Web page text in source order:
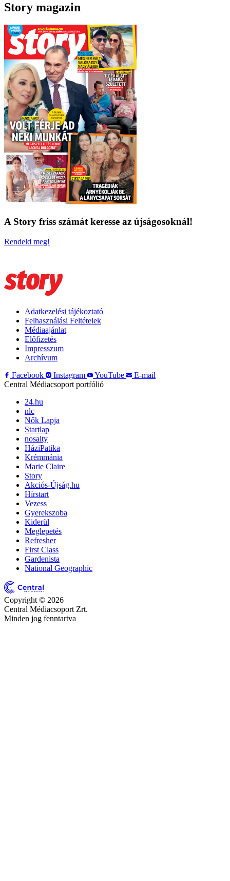
Story magazin
A Story friss számát keresse az újságosoknál!
Rendeld meg!
Adatkezelési tájékoztató
Felhasználási Feltételek
Médiaajánlat
Előfizetés
Impresszum
Archívum
Facebook
Instagram YouTube
E-mail
Central Médiacsoport portfólió
24.hu
nlc
Nők Lapja
Startlap
nosalty
HáziPatika
Krémmánia
Marie Claire
Story
Akciós-Újság.hu
Hírstart
Vezess
Gyerekszoba
Kiderül
Meglepetés
Refresher
First Class
Gardenista
National Geographic
Copyright © 2026
Central Médiacsoport Zrt.
Minden jog fenntartva